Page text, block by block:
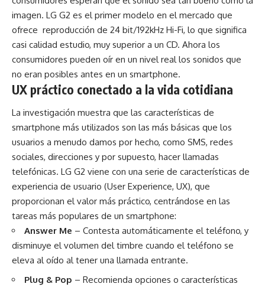
imagen. LG G2 es el primer modelo en el mercado que
ofrece reproducción de 24 bit/192kHz Hi-Fi, lo que significa
casi calidad estudio, muy superior a un CD. Ahora los
consumidores pueden oír en un nivel real los sonidos que
no eran posibles antes en un smartphone.
UX práctico conectado a la vida cotidiana
La investigación muestra que las características de
smartphone más utilizados son las más básicas que los
usuarios a menudo damos por hecho, como SMS, redes
sociales, direcciones y por supuesto, hacer llamadas
telefónicas. LG G2 viene con una serie de características de
experiencia de usuario (User Experience, UX), que
proporcionan el valor más práctico, centrándose en las
tareas más populares de un smartphone:
Answer Me – Contesta automáticamente el teléfono, y
disminuye el volumen del timbre cuando el teléfono se
eleva al oído al tener una llamada entrante.
Plug & Pop – Recomienda opciones o características